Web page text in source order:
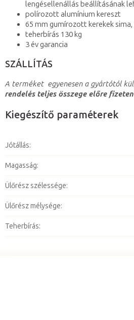
lengésellenállás beállításának
polírozott alumínium kereszt
65 mm gumírozott kerekek
teherbírás 130 kg
3 év garancia
SZÁLLÍTÁS
A terméket egyenesen a gyártótól
rendelés teljes összege előre
Kiegészítő paraméterek
Jótállás:
Magasság:
Ülőrész szélessége:
Ülőrész mélysége:
Teherbírás: